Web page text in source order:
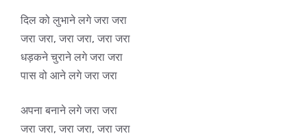
दिल को लुभाने लगे जरा जरा
जरा जरा, जरा जरा, जरा जरा
धड़कने चुराने लगे जरा जरा
पास वो आने लगे जरा जरा
अपना बनाने लगे जरा जरा
जरा जरा, जरा जरा, जरा जरा